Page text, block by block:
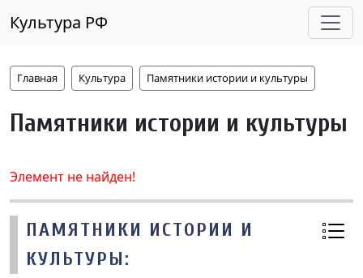
Культура РФ
Главная Культура Памятники истории и культуры
Памятники истории и культуры
Элемент не найден!
ПАМЯТНИКИ ИСТОРИИ И
КУЛЬТУРЫ: